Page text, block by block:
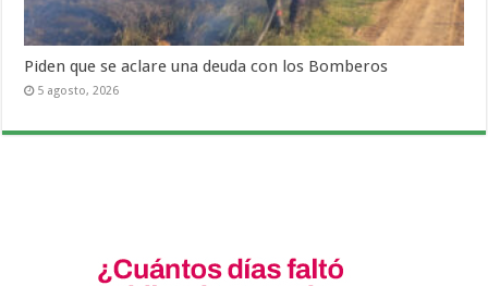
Piden que se aclare una deuda con los Bomberos
5 agosto, 2026